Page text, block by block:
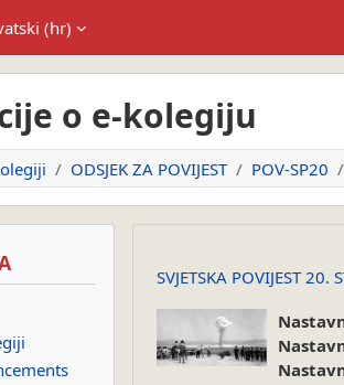
‎(hr)‎
o e-kolegiju
ODSJEK ZA POVIJEST POV-SP20
SVJETSKA POVIJEST 20.